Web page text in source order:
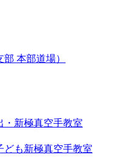
本部道場）
・新極真空手教室
ども新極真空手教室